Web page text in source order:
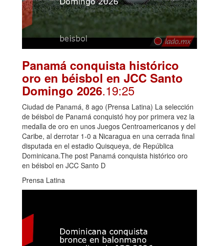
Panamá conquista histórico
oro en béisbol en JCC Santo
Domingo 2026.19:25
Ciudad de Panamá, 8 ago (Prensa Latina) La selección
de béisbol de Panamá conquistó hoy por primera vez la
medalla de oro en unos Juegos Centroamericanos y del
Caribe, al derrotar 1-0 a Nicaragua en una cerrada final
disputada en el estadio Quisqueya, de República
Dominicana.The post Panamá conquista histórico oro
en béisbol en JCC Santo D
Prensa Latina